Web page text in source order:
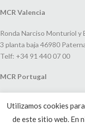
MCR Valencia
Ronda Narciso Monturiol y
3 planta baja 46980
Telf: +34 91 440 07 00
MCR Portugal
João V, 24
1250-091 Lisboa, Portugal
Utilizamos cookies
de este sitio web. En